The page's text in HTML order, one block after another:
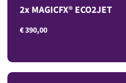
2x MAGICFX® ECO2JET
€390,00